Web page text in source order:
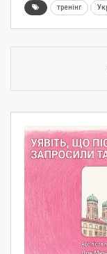
тренінг